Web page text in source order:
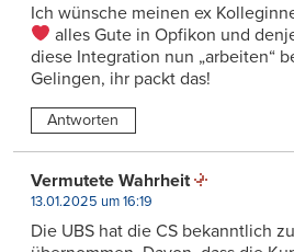
Ich wünsche meinen ex
alles Gute in Opfikon und
diese Integration nun „arbeiten“
Gelingen, ihr packt das!
Antworten
Vermutete Wahrheit
13.01.2025 um 16:19
Die UBS hat die CS bekanntlich